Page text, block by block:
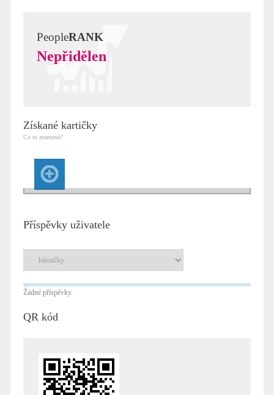
PeopleRANK
Nepřidělen
Získané kartičky
Co to znamená?
Příspěvky uživatele
Žádné příspěvky.
QR kód